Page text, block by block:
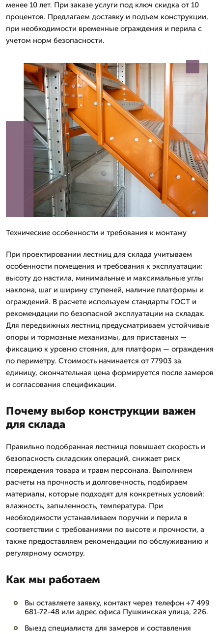
менее 10 лет. При заказе услуги под ключ скидка от 10
процентов. Предлагаем доставку и подъем конструкции,
при необходимости временные ограждения и перила с
учетом норм безопасности.
Технические особенности и требования к монтажу
При проектировании лестниц для склада учитываем
особенности помещения и требования к эксплуатации:
высоту до настила, минимальные и максимальные углы
наклона, шаг и ширину ступеней, наличие платформы и
ограждений. В расчете используем стандарты ГОСТ и
рекомендации по безопасной эксплуатации на складах.
Для передвижных лестниц предусматриваем устойчивые
опоры и тормозные механизмы, для приставных —
фиксацию к уровню стояния, для платформ — ограждения
по периметру. Стоимость начинается от 77903 за
единицу, окончательная цена формируется после замеров
и согласования спецификации.
Почему выбор конструкции важен
для склада
Правильно подобранная лестница повышает скорость и
безопасность складских операций, снижает риск
повреждения товара и травм персонала. Выполняем
расчеты на прочность и долговечность, подбираем
материалы, которые подходят для конкретных условий:
влажность, запыленность, температура. При
необходимости устанавливаем поручни и перила в
соответствии с требованиями по высоте и прочности, а
также предоставляем рекомендации по обслуживанию и
регулярному осмотру.
Как мы работаем
Вы оставляете заявку, контакт через телефон +7 499
681-72-48 или адрес офиса Пушкинская улица, 226.
Выезд специалиста для замеров и составления